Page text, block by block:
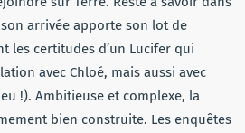
arrivée apporte son lot de
les certitudes d’un Lucifer qui
avec Chloé, mais aussi avec
!). Ambitieuse et complexe, la
bien construite. Les enquêtes